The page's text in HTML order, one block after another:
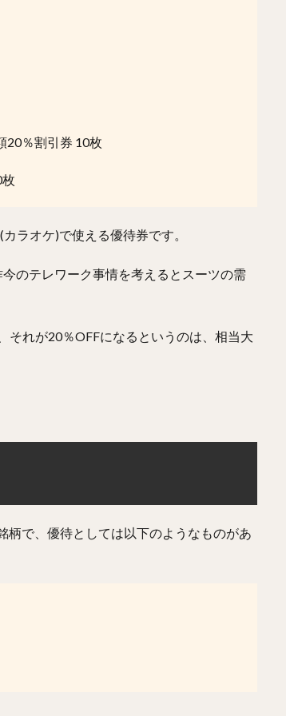
20％割引券 10枚
ラオケ)で使える優待券です。
のテレワーク事情を考えるとスーツの需
それが20％OFFになるというのは、相当大
柄で、優待としては以下のようなものがあ